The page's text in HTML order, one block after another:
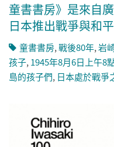
童書書房》是來自
日本推出戰爭與和
童書書房,戰後80年,岩
孩子,1945年8月6日上午
島的孩子們, 日本處於戰爭